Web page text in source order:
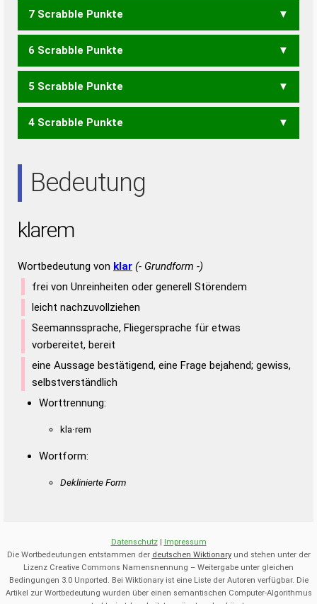
KAM ALKE KARL KERL
MALER MALRE
7 Scrabble Punkte
ALK LEK ALME KARE
6 Scrabble Punkte
ALM KAR KEA MAL ARME
5 Scrabble Punkte
ARM EARL REAL
4 Scrabble Punkte
Bedeutung
klarem
Wortbedeutung von klar (- Grundform -)
frei von Unreinheiten oder generell Störendem
leicht nachzuvollziehen
Seemannssprache, Fliegersprache für etwas
vorbereitet, bereit
eine Aussage bestätigend, eine Frage bejahend; gewiss,
selbstverständlich
Worttrennung:
kla·rem
Wortform:
Deklinierte Form
Datenschutz| Impressum
Die Wortbedeutungen entstammen der deutschen Wiktionaryund stehen unter der
Lizenz Creative Commons Namensnennung – Weitergabe unter gleichen
Bedingungen 3.0 Unported. Bei Wiktionary ist eine Liste der Autoren verfügbar. Die
Artikel zur Wortbedeutung wurden über einen semantischen Computer-Algorithmus